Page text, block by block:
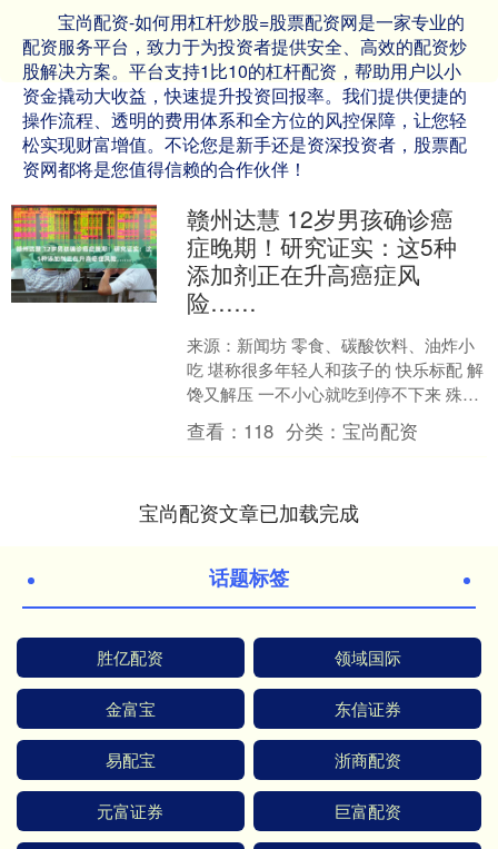
宝尚配资-如何用杠杆炒股=股票配资网是一家专业的
配资服务平台，致力于为投资者提供安全、高效的配资炒
股解决方案。平台支持1比10的杠杆配资，帮助用户以小
资金撬动大收益，快速提升投资回报率。我们提供便捷的
操作流程、透明的费用体系和全方位的风控保障，让您轻
松实现财富增值。不论您是新手还是资深投资者，股票配
资网都将是您值得信赖的合作伙伴！
赣州达慧 12岁男孩确诊癌
症晚期！研究证实：这5种
添加剂正在升高癌症风
险……
来源：新闻坊 零食、碳酸饮料、油炸小
吃 堪称很多年轻人和孩子的 快乐标配 解
馋又解压 一不小心就吃到停不下来 殊不
知很多加工食品里 藏着各类添加剂且具
上瘾机制 ....
查看： 118 分类：宝尚配资
宝尚配资文章已加载完成
话题标签
胜亿配资 领域国际
金富宝 东信证券
易配宝 浙商配资
元富证券 巨富配资